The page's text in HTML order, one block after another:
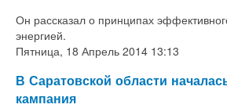
Он рассказал о принципах
энергией.
Пятница, 18 Апрель 2014 13:13
В Саратовской области
кампания